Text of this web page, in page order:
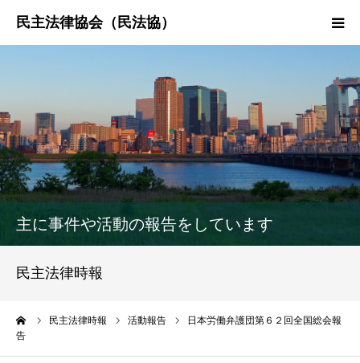
主に事件や活動の報告をしています
民主法律時報
民主法律時報 活動報告
日本労働弁護団第６２回全国総会報
告
民法協とは
民主法律時報
決議・声明・意見書